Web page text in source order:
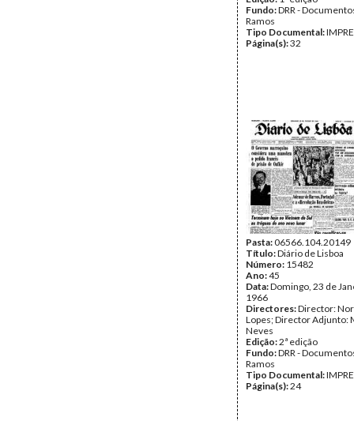
Fundo:DRR -
Ramos
Tipo Documental:
Página(s):32
Pasta:06566.104.20149
Título:Diário de Lisboa
Número: 15482
Ano:45
Data:Domingo, 23 de
1966
Directores:Director:
Lopes; Director Adjunto:
Neves
Edição:2ª edição
Fundo:DRR -
Ramos
Tipo Documental:
Página(s):24